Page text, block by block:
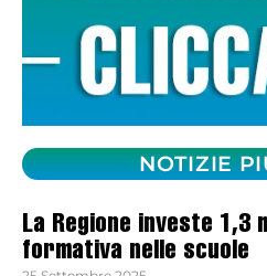
NOTIZIE
La Regione investe 1,3
formativa nelle scuole